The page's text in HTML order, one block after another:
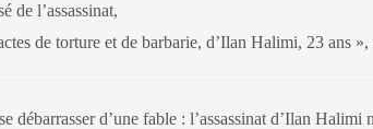
de l’assassinat,
de torture et de barbarie, d’Ilan Halimi, 23 ans
débarrasser d’une fable : l’assassinat d’Ilan Halimi